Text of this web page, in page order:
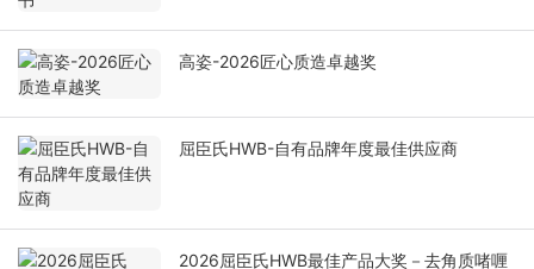
高姿-2026匠心质造卓越奖
屈臣氏HWB-自有品牌年度最佳供应商
2026屈臣氏HWB最佳产品大奖－去角质啫喱